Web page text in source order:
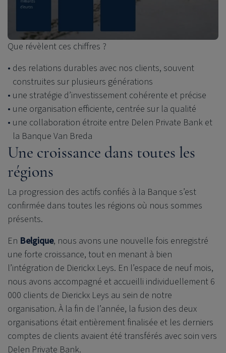
Que révèlent ces chiffres ?
des relations durables avec nos clients, souvent
construites sur plusieurs générations
une stratégie d’investissement cohérente et précise
une organisation efficiente, centrée sur la qualité
une collaboration étroite entre Delen Private Bank et
la Banque Van Breda
Une croissance dans toutes les
régions
La progression des actifs confiés à la Banque s’est
confirmée dans toutes les régions où nous sommes
présents.
En Belgique, nous avons une nouvelle fois enregistré
une forte croissance, tout en menant à bien
l’intégration de Dierickx Leys. En l’espace de neuf mois,
nous avons accompagné et accueilli individuellement 6
000 clients de Dierickx Leys au sein de notre
organisation. À la fin de l’année, la fusion des deux
organisations était entièrement finalisée et les derniers
comptes de clients avaient été transférés avec soin vers
Delen Private Bank.